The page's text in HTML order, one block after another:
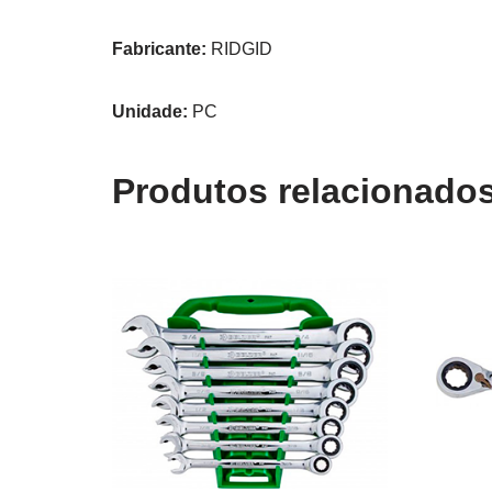
Fabricante: RIDGID
Unidade: PC
Produtos